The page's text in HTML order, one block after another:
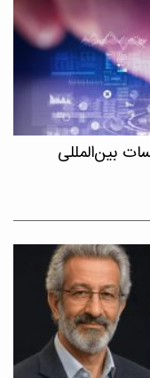
بین‌المللی